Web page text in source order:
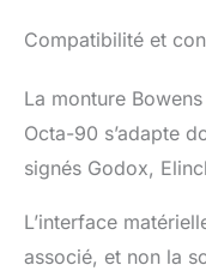
Compatibilité et
La monture
Octa-90 s’adapte
signés Godox,
L’interface
associé, et non la